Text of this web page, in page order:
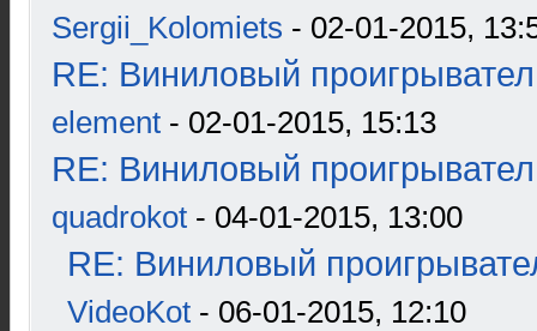
Sergii_Kolomiets - 02-01-2015,
RE: Виниловый
element - 02-01-2015, 15:13
RE: Виниловый
quadrokot - 04-01-2015, 13:00
RE: Виниловый
VideoKot - 06-01-2015, 12:10